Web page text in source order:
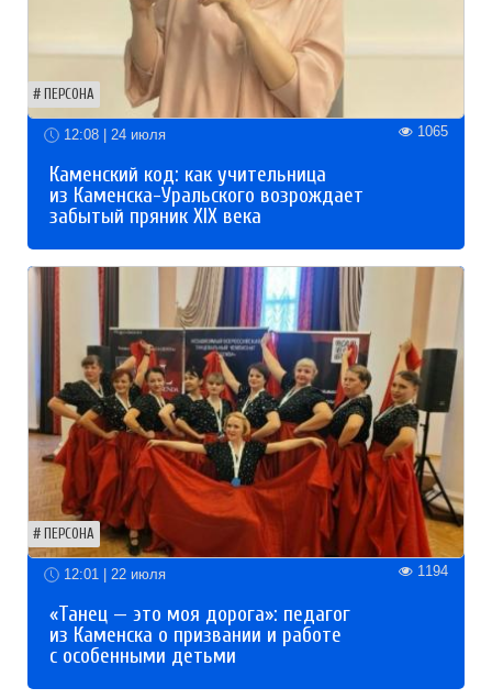
ПЕРСОНА
12:08 | 24 июля 1065
Каменский код: как учительница
из Каменска-Уральского возрождает
забытый пряник XIX века
ПЕРСОНА
12:01 | 22 июля 1194
«Танец — это моя дорога»: педагог
из Каменска о призвании и работе
с особенными детьми